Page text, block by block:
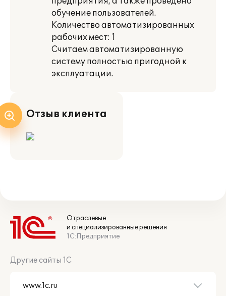
обучение пользователей.
Количество автоматизированных
рабочих мест: 1
Считаем автоматизированную
систему полностью пригодной к
эксплуатации.
Отзыв клиента
Отраслевые
и специализированные решения
1С:Предприятие
Другие сайты 1С